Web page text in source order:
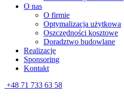
O nas
O firmie
Optymalizacja użytkowa
Oszczędności kosztowe
Doradztwo budowlane
Realizacje
Sponsoring
Kontakt
+48 71 733 63 58